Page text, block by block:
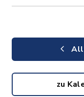
zu